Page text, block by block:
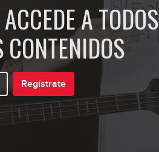
A TODOS
CONTENIDOS
Regístrate
10